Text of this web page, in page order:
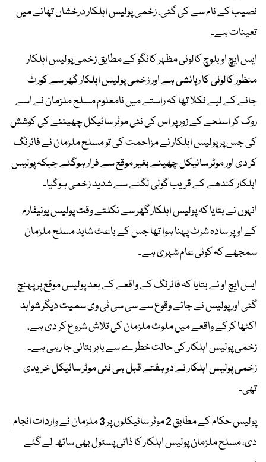
نصیب کے نام سے کی گئی، زخمی پولیس اہلکار درخشاں تھانے میں
تعینات ہے۔
ایس ایچ او بلوچ کالونی مظہر کانگو کے مطابق زخمی پولیس اہلکار
منظور کالونی کا رہائشی ہے اور زخمی پولیس اہلکار گھر سے کورٹ
جانے کے لیے نکلا تھا کہ راستے میں نامعلوم مسلح ملزمان نے اسے
روک کر اسلحے کے زور پر اس کی نئی موٹر سائیکل چھیننے کی کوشش
کی جس پر پولیس اہلکار نے مزاحمت کی تو مسلح ملزمان نے فائرنگ
کر دی اور موٹر سائیکل چھینے بغیر موقع سے فرار ہوگئے جبکہ پولیس
اہلکار کندھے کے قریب گولی لگنے سے شدید زخمی ہوگیا۔
انہوں نے بتایا کہ پولیس اہلکار گھر سے نکلتے وقت پولیس یونیفارم
کے اوپر سادہ شرٹ پہنا ہوا تھا جس کے باعث شاید مسلح ملزمان
سمجھے کہ کوئی عام شہری ہے۔
ایس ایچ او نے بتایا کہ فائرنگ کے واقعے کے بعد پولیس موقع پر پہنچ
گئی اور پولیس نے جائے وقوع سے سی سی ٹی وی سمیت دیگر شواہد
اکٹھا کرکے واقعے میں ملوث ملزمان کی تلاش شروع کر دی ہے،
زخمی پولیس اہلکار کی حالت خطرے سے باہر بتائی جا رہی ہے۔
زخمی پولیس اہلکار نے دو ہفتے قبل ہی نئی موٹر سائیکل خریدی
تھی۔
پولیس حکام کے مطابق 2 موٹر سائیکلوں پر 3 ملزمان نے واردات انجام
دی، مسلح ملزمان پولیس اہلکار کا ذاتی پستول بھی ساتھ لے گئے